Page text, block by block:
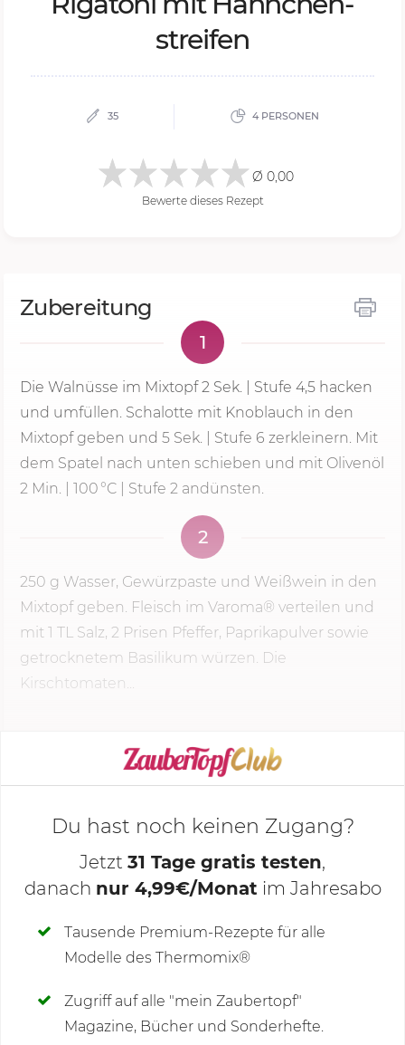
strei­fen
35 4 PERSONEN
Ø 0,00
Bewerte dieses Rezept
Zubereitung
1
Die Walnüsse im Mixtopf2 Sek. | Stufe 4,5 hacken
und umfüllen. Schalotte mit Knoblauch in den
Mixtopf geben und 5 Sek. | Stufe 6 zerkleinern. Mit
dem Spatel nach unten schieben und mit Olivenöl
2 Min. | 100 °C | Stufe 2 andünsten.
2
250 g Wasser, Gewürzpaste und Weißwein in den
Mixtopf geben. Fleisch im Varoma® verteilen und
mit 1 TL Salz, 2 Prisen Pfeffer, Paprikapulver sowie
getrocknetem Basilikum würzen. Die
Kirschtomaten...
KOCHMODUS STARTEN
Deine Notizen
Du hast noch keinen Zugang?
Jetzt 31 Tage gratis testen,
danach nur 4,99€/Monat im Jahresabo
Tausende Premium-Rezepte für alle
Modelle des Thermomix®
Zugriff auf alle "mein Zaubertopf"
Magazine, Bücher und Sonderhefte.